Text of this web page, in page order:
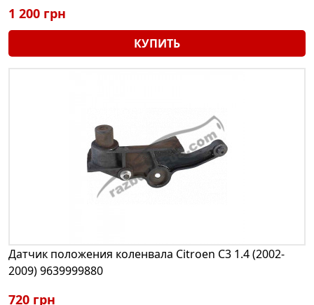
1 200 грн
КУПИТЬ
Датчик положения коленвала Citroen C3 1.4 (2002-
2009) 9639999880
720 грн